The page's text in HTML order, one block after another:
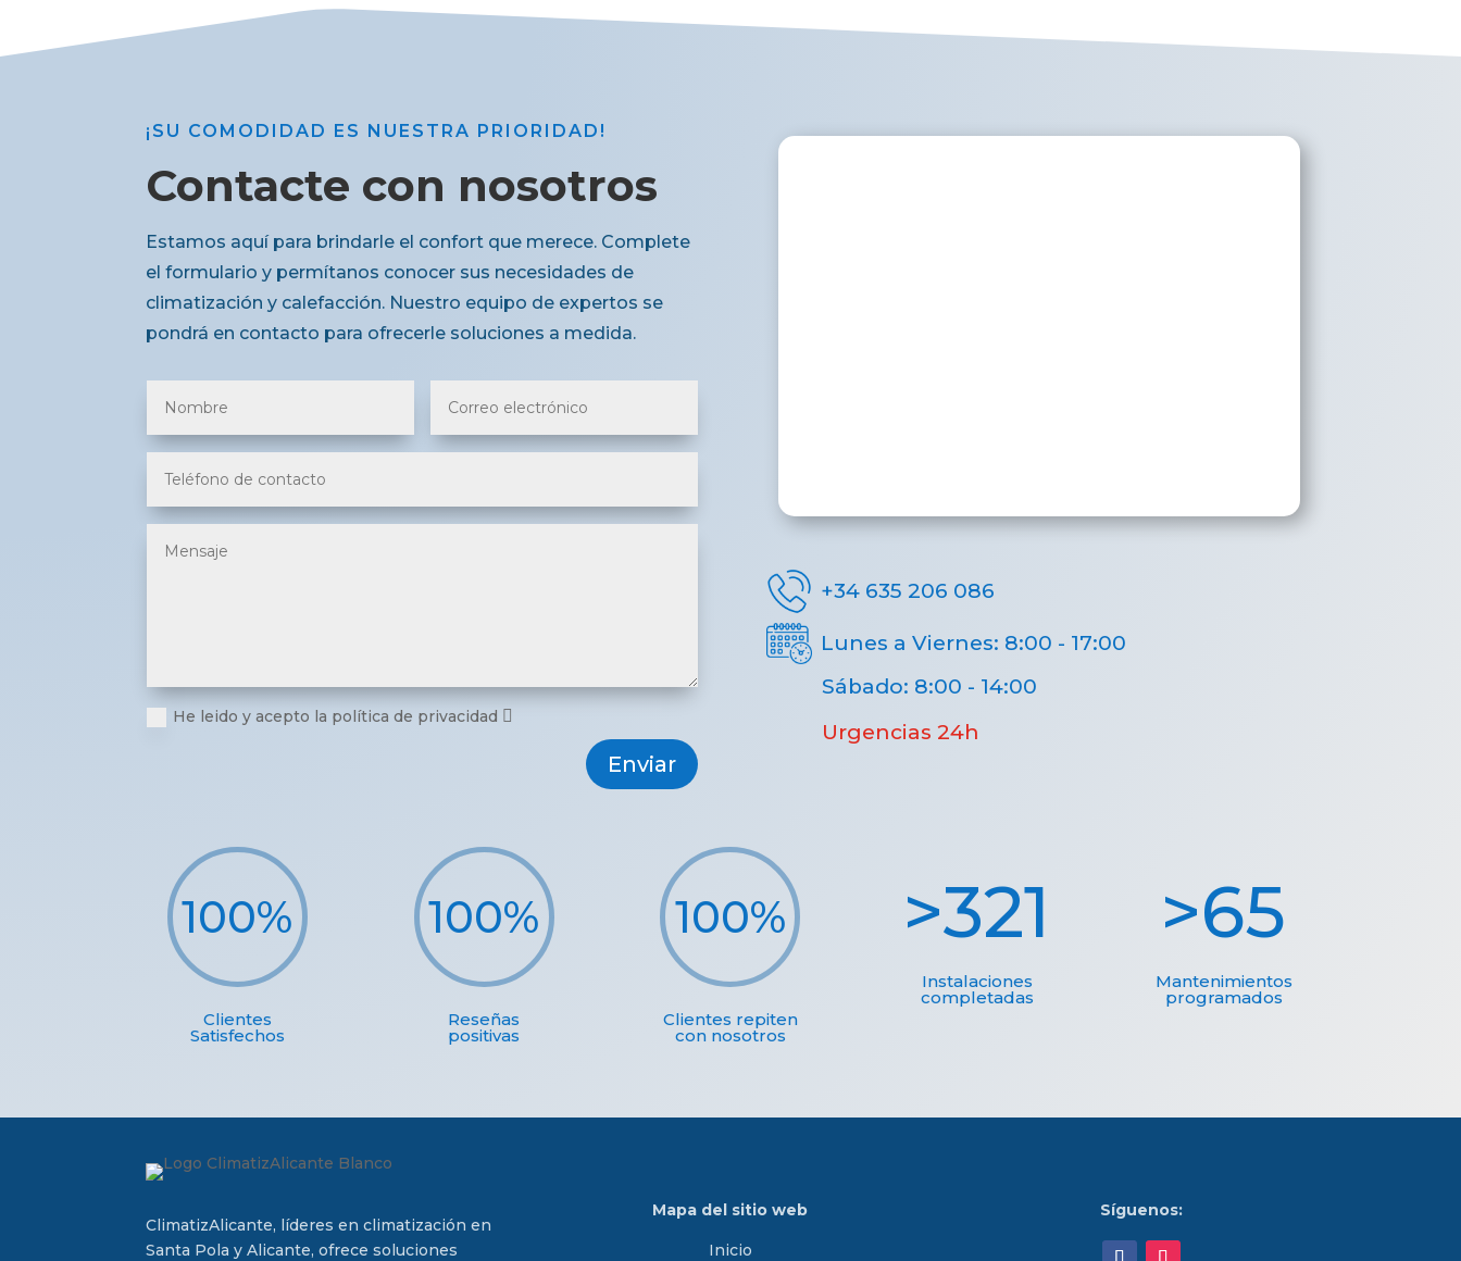
¡SU COMODIDAD ES NUESTRA PRIORIDAD!
Contacte con nosotros
Estamos aquí para brindarle el confort que merece. Complete
el formulario y permítanos conocer sus necesidades de
climatización y calefacción. Nuestro equipo de expertos se
pondrá en contacto para ofrecerle soluciones a medida.
He leido y acepto la política de privacidad
Enviar
+34 635 206 086
Lunes a Viernes: 8:00 - 17:00
Sábado: 8:00 - 14:00
Urgencias 24h
100%
Clientes
Satisfechos
100%
Reseñas
positivas
100%
Clientes repiten
con nosotros
321
Instalaciones
completadas
65
Mantenimientos
programados
ClimatizAlicante, líderes en climatización en
Santa Pola y Alicante, ofrece soluciones
Mapa del sitio web
Inicio
Síguenos: